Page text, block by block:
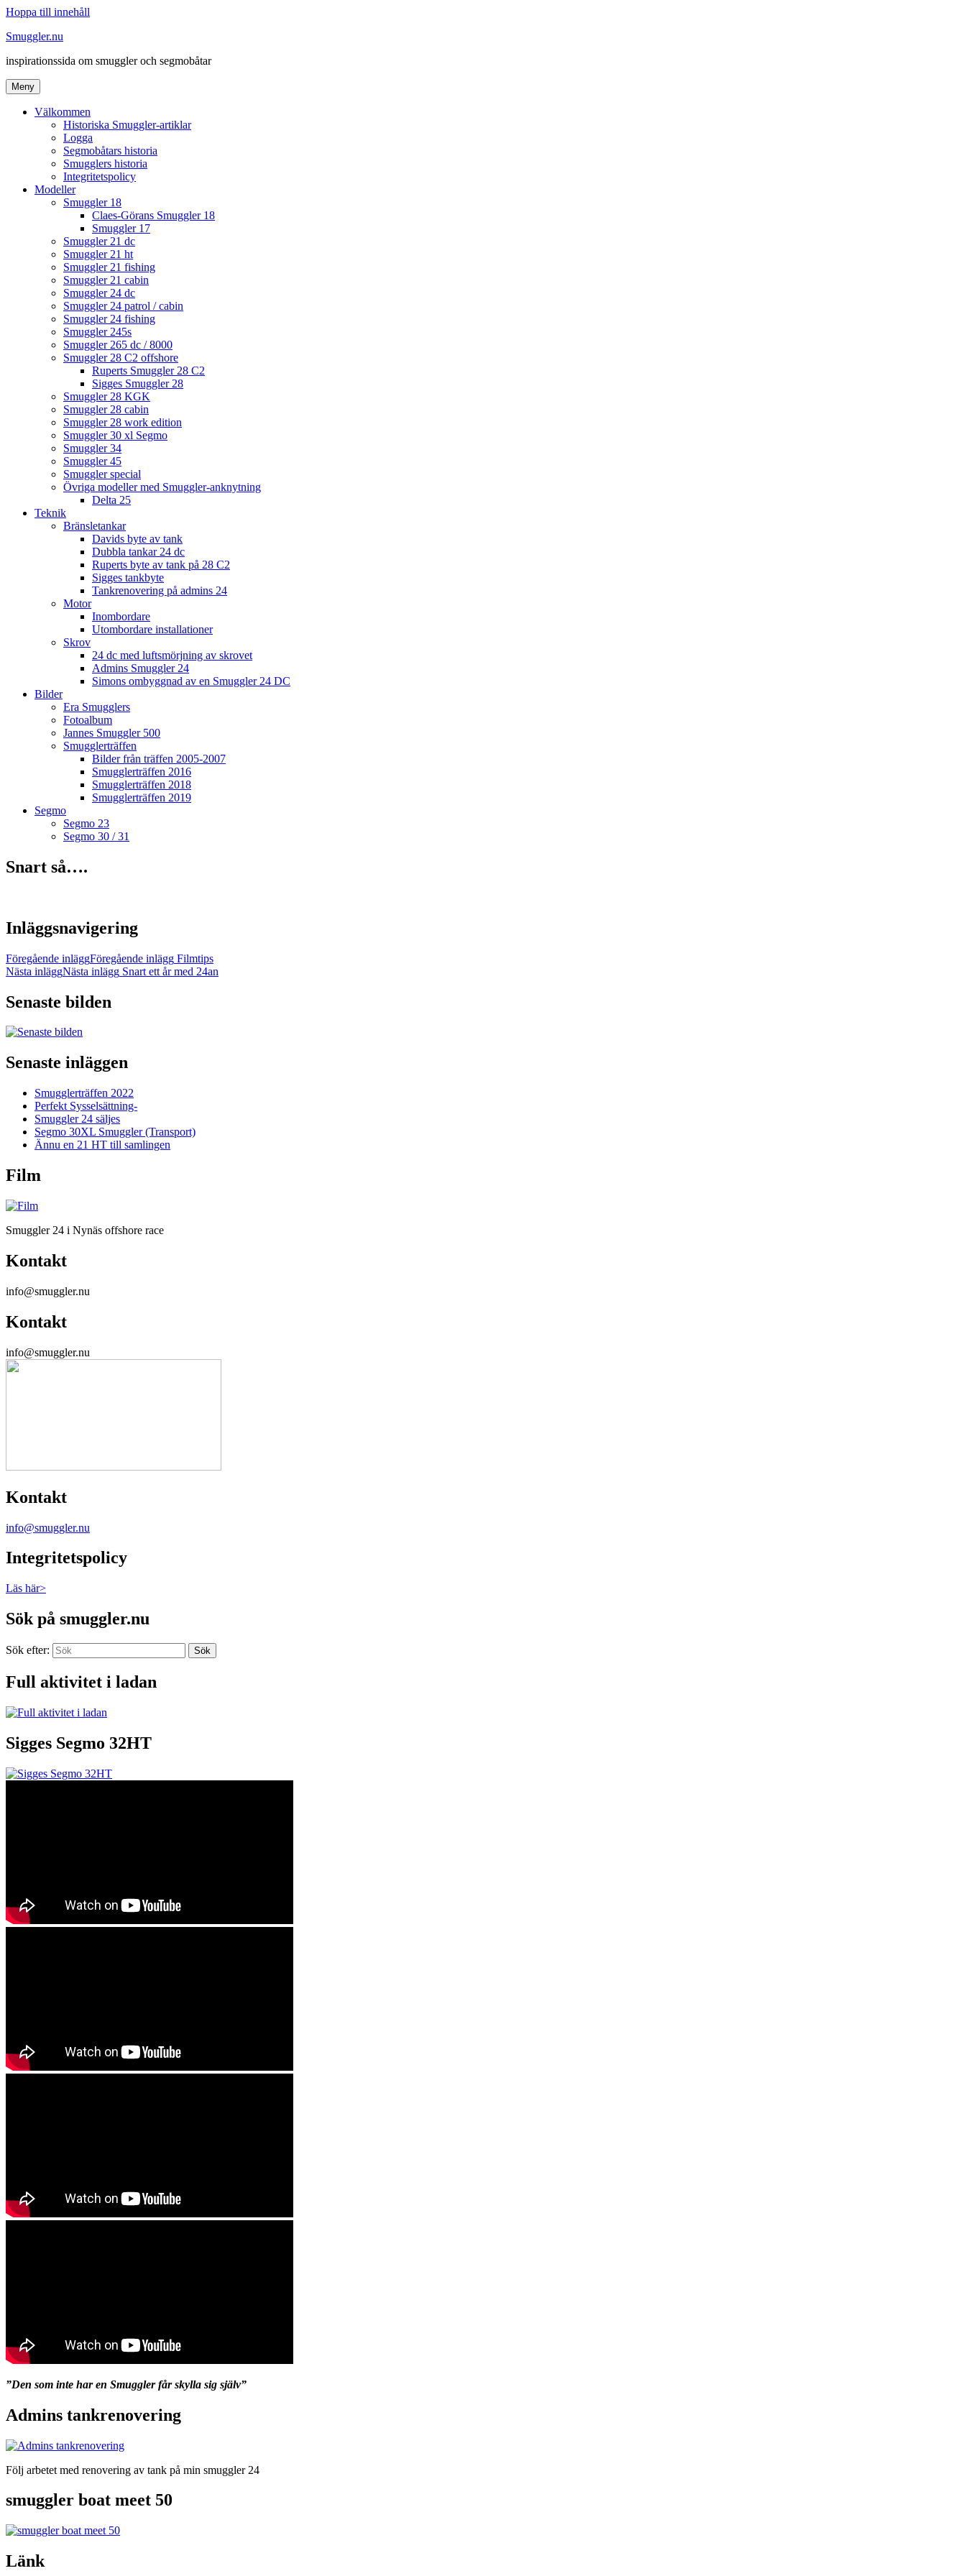
Hoppa till innehåll
Smuggler.nu
inspirationssida om smuggler och segmobåtar
Meny
Välkommen
Historiska Smuggler-artiklar
Logga
Segmobåtars historia
Smugglers historia
Integritetspolicy
Modeller
Smuggler 18
Claes-Görans Smuggler 18
Smuggler 17
Smuggler 21 dc
Smuggler 21 ht
Smuggler 21 fishing
Smuggler 21 cabin
Smuggler 24 dc
Smuggler 24 patrol / cabin
Smuggler 24 fishing
Smuggler 245s
Smuggler 265 dc / 8000
Smuggler 28 C2 offshore
Ruperts Smuggler 28 C2
Sigges Smuggler 28
Smuggler 28 KGK
Smuggler 28 cabin
Smuggler 28 work edition
Smuggler 30 xl Segmo
Smuggler 34
Smuggler 45
Smuggler special
Övriga modeller med Smuggler-anknytning
Delta 25
Teknik
Bränsletankar
Davids byte av tank
Dubbla tankar 24 dc
Ruperts byte av tank på 28 C2
Sigges tankbyte
Tankrenovering på admins 24
Motor
Inombordare
Utombordare installationer
Skrov
24 dc med luftsmörjning av skrovet
Admins Smuggler 24
Simons ombyggnad av en Smuggler 24 DC
Bilder
Era Smugglers
Fotoalbum
Jannes Smuggler 500
Smugglerträffen
Bilder från träffen 2005-2007
Smugglerträffen 2016
Smugglerträffen 2018
Smugglerträffen 2019
Segmo
Segmo 23
Segmo 30 / 31
Snart så….
Inläggsnavigering
Föregående inläggFöregående inlägg Filmtips
Nästa inläggNästa inlägg Snart ett år med 24an
Senaste bilden
Senaste inläggen
Smugglerträffen 2022
Perfekt Sysselsättning-
Smuggler 24 säljes
Segmo 30XL Smuggler (Transport)
Ännu en 21 HT till samlingen
Film
Smuggler 24 i Nynäs offshore race
Kontakt
info@smuggler.nu
Kontakt
info@smuggler.nu
Kontakt
info@smuggler.nu
Integritetspolicy
Läs här>
Sök på smuggler.nu
Sök efter: Sök
Full aktivitet i ladan
Sigges Segmo 32HT
”Den som inte har en Smuggler får skylla sig själv”
Admins tankrenovering
Följ arbetet med renovering av tank på min smuggler 24
smuggler boat meet 50
Länk